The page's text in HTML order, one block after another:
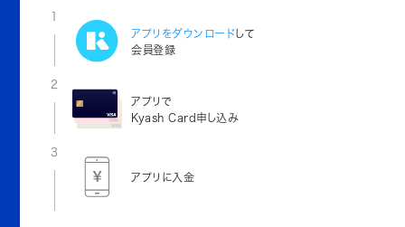
1
アプリをダウンロードして
会員登録
2
アプリで
Kyash Card申し込み
3
アプリに入金